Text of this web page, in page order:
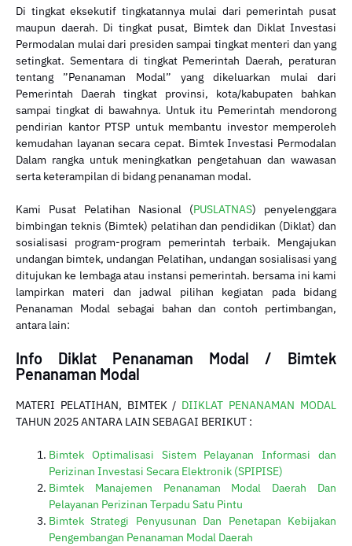
Di tingkat eksekutif tingkatannya mulai dari pemerintah pusat
maupun daerah. Di tingkat pusat, Bimtek dan Diklat Investasi
Permodalan mulai dari presiden sampai tingkat menteri dan yang
setingkat. Sementara di tingkat Pemerintah Daerah, peraturan
tentang ”Penanaman Modal” yang dikeluarkan mulai dari
Pemerintah Daerah tingkat provinsi, kota/kabupaten bahkan
sampai tingkat di bawahnya. Untuk itu Pemerintah mendorong
pendirian kantor PTSP untuk membantu investor memperoleh
kemudahan layanan secara cepat. Bimtek Investasi Permodalan
Dalam rangka untuk meningkatkan pengetahuan dan wawasan
serta keterampilan di bidang penanaman modal.
Kami Pusat Pelatihan Nasional (PUSLATNAS) penyelenggara
bimbingan teknis (Bimtek) pelatihan dan pendidikan (Diklat) dan
sosialisasi program-program pemerintah terbaik. Mengajukan
undangan bimtek, undangan Pelatihan, undangan sosialisasi yang
ditujukan ke lembaga atau instansi pemerintah. bersama ini kami
lampirkan materi dan jadwal pilihan kegiatan pada bidang
Penanaman Modal sebagai bahan dan contoh pertimbangan,
antara lain:
Info Diklat Penanaman Modal / Bimtek
Penanaman Modal
MATERI PELATIHAN, BIMTEK / DIIKLAT PENANAMAN MODAL
TAHUN 2025 ANTARA LAIN SEBAGAI BERIKUT :
Bimtek Optimalisasi Sistem Pelayanan Informasi dan
Perizinan Investasi Secara Elektronik (SPIPISE)
Bimtek Manajemen Penanaman Modal Daerah Dan
Pelayanan Perizinan Terpadu Satu Pintu
Bimtek Strategi Penyusunan Dan Penetapan Kebijakan
Pengembangan Penanaman Modal Daerah